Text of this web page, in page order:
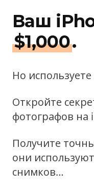
Ваш
$1,000.
Но
Откройте
фотографов на
Получите
они
снимков…